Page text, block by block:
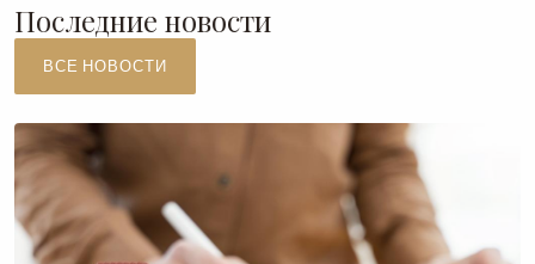
Последние новости
ВСЕ НОВОСТИ